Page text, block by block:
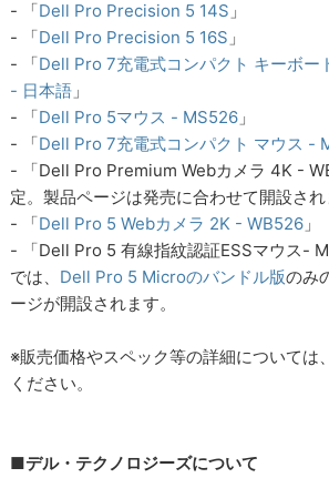
- 「Dell Pro Precision 5 14S 」
- 「Dell Pro Precision 5 16S 」
- 「Dell Pro 7充電式コンパクト キーボー
- 日本語 」
- 「Dell Pro 5マウス - MS526 」
- 「Dell Pro 7充電式コンパクト マウス -
- 「Dell Pro Premium Webカメラ 4K -
定。製品ページは発売に合わせて開設され
- 「Dell Pro 5 Webカメラ 2K - WB526 」
- 「Dell Pro 5 有線指紋認証ESSマウス-
では、 Dell Pro 5 Microのバンドル版のみ
ージが開設されます。
※販売価格やスペック等の詳細については
ください。
■デル・テクノロジーズについて